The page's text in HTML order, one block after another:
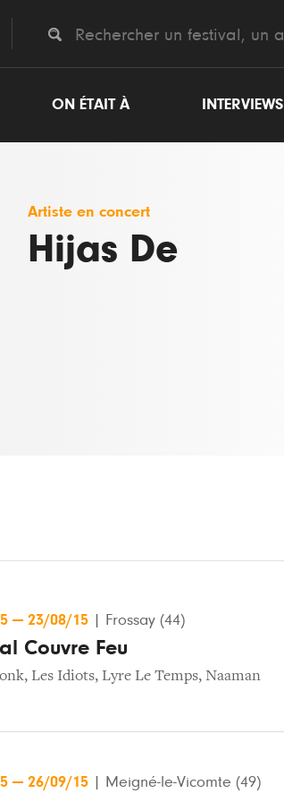
ON ÉTAIT À INTERVIEWS
Artiste en concert
Hijas De
— 23/08/15 Frossay (44)
Couvre Feu
, Les Idiots, Lyre Le Temps, Naaman
— 26/09/15 Meigné-le-Vicomte (49)